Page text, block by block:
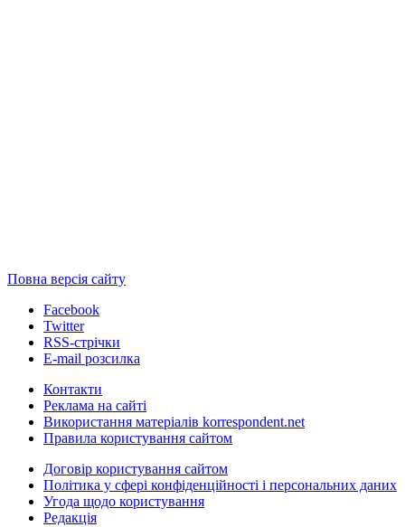
Повна версія сайту
Facebook
Twitter
RSS-стрічки
E-mail розсилка
Контакти
Реклама на сайті
Використання матеріалів korrespondent.net
Правила користування сайтом
Договір користування сайтом
Політика у сфері конфіденційності і персональних даних
Угода щодо користування
Редакція